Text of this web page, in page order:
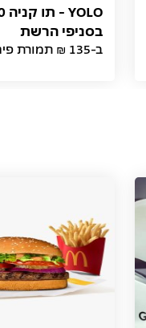
בסניפי הרשת
ב-135 ₪ תמורת פינוק